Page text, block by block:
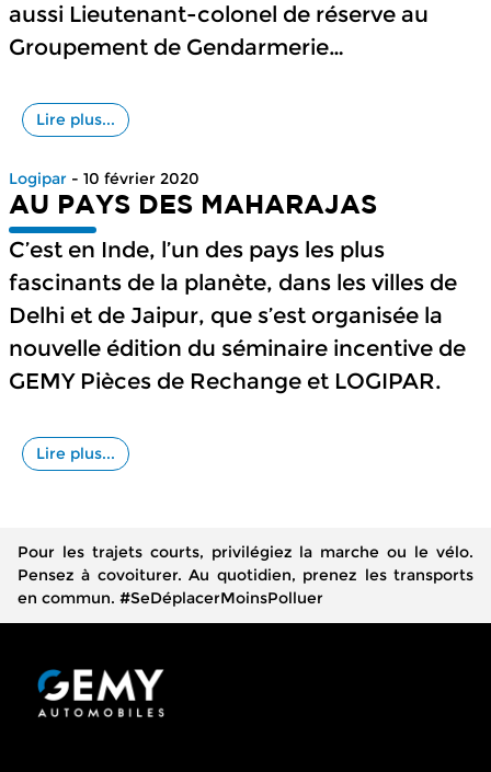
aussi Lieutenant-colonel de réserve au
Groupement de Gendarmerie…
Lire plus...
Logipar - 10 février 2020
AU PAYS DES MAHARAJAS
C’est en Inde, l’un des pays les plus
fascinants de la planète, dans les villes de
Delhi et de Jaipur, que s’est organisée la
nouvelle édition du séminaire incentive de
GEMY Pièces de Rechange et LOGIPAR.
Lire plus...
Pour les trajets courts, privilégiez la marche ou le vélo.
Pensez à covoiturer. Au quotidien, prenez les transports
en commun. #SeDéplacerMoinsPolluer